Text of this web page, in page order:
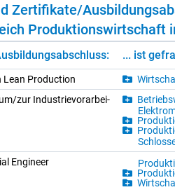
Zer­ti­fi­ka­te/​
Pro­duk­ti­ons­wirt­schaft
... ist
Lean Pro­duc­tion
​zur In­dus­trie­vor­ar­bei­
En­gi­neer